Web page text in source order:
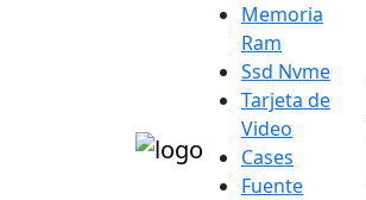
Memoria
Ram
Ssd Nvme
Tarjeta de
Video
Cases
Fuente